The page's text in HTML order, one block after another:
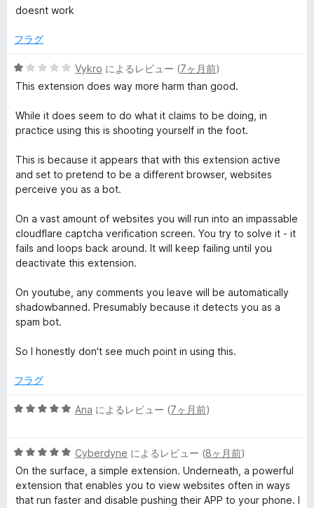
段
中
の
評
doesnt work
フラグ
5
段
中
1
評
価
Vykro によるレビュー (7ヶ月前)
This extension does way more harm than good.
While it does seem to do what it claims to be doing, in
practice using this is shooting yourself in the foot.
This is because it appears that with this extension active
and set to pretend to be a different browser, websites
perceive you as a bot.
On a vast amount of websites you will run into an impassable
cloudflare captcha verification screen. You try to solve it - it
fails and loops back around. It will keep failing until you
deactivate this extension.
On youtube, any comments you leave will be automatically
shadowbanned. Presumably because it detects you as a
spam bot.
So I honestly don't see much point in using this.
フラグ
5
中
5
の
評
Ana によるレビュー (7ヶ月前)
5
段
階
中
Cyberdyne によるレビュー (8ヶ月前)
On the surface, a simple extension. Underneath, a powerful
extension that enables you to view websites often in ways
that run faster and disable pushing their APP to your phone. I